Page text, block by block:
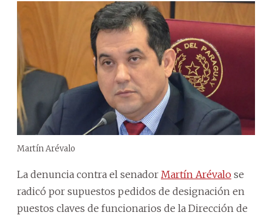
Martín Arévalo
La denuncia contra el senador Martín Arévalo se
radicó por supuestos pedidos de designación en
puestos claves de funcionarios de la Dirección de